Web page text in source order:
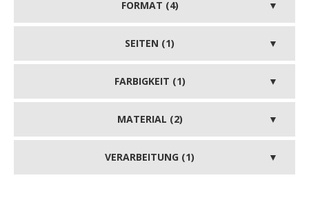
FORMAT (4)
SEITEN (1)
FARBIGKEIT (1)
MATERIAL (2)
VERARBEITUNG (1)